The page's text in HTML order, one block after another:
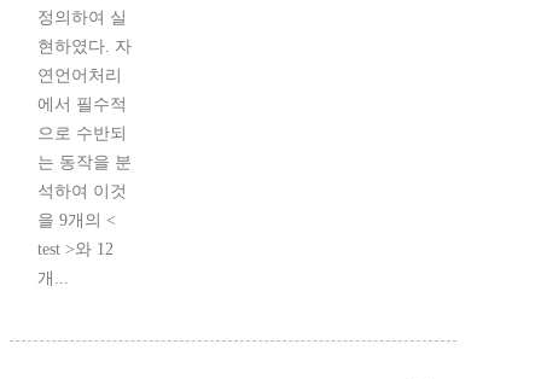
정의하여 실
현하였다. 자
연언어처리
에서 필수적
으로 수반되
는 동작을 분
석하여 이것
을 9개의 <
test >와 12
개...